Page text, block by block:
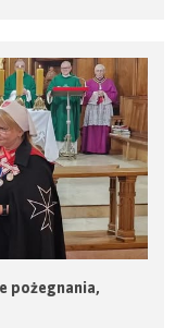
pożegnania,